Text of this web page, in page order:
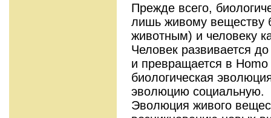
Прежде всего,
лишь живому веществу
животным) и человеку
Человек развивается
и превращается в
биологическая
эволюцию социальную.
Эволюция живого